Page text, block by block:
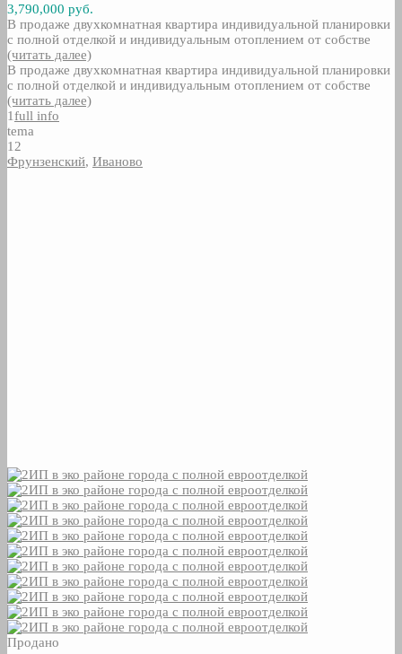
3,790,000 руб.
В продаже двухкомнатная квартира индивидуальной планировки
с полной отделкой и индивидуальным отоплением от собстве
(читать далее)
В продаже двухкомнатная квартира индивидуальной планировки
с полной отделкой и индивидуальным отоплением от собстве
(читать далее)
1full info
tema
12
Фрунзенский, Иваново
Продано